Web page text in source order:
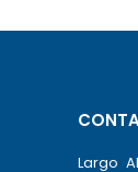
Largo